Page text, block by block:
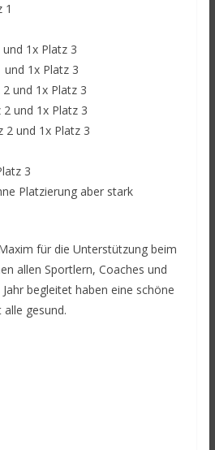
1
1x Platz 3
und 1x Platz 3
und 1x Platz 3
und 1x Platz 3
2 und 1x Platz 3
3
Platzierung aber stark
für die Unterstützung beim
allen Sportlern, Coaches und
begleitet haben eine schöne
gesund.